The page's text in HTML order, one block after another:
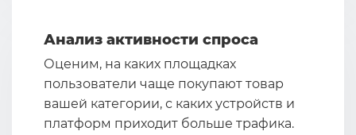
Анализ активности спроса
Оценим, на каких площадках
пользователи чаще покупают товар
вашей категории, с каких устройств и
платформ приходит больше трафика.